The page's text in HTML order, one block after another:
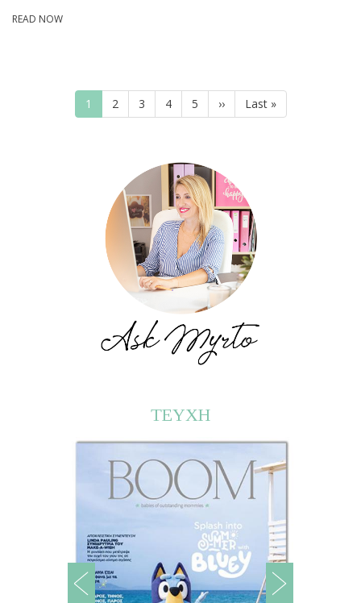
READ NOW
Pagination
Current
page
1 Page
2 Page
3 Page
4 Page
5
Next
page
››
Last
page
Last »
ΤΕΥΧΗ